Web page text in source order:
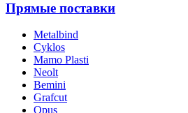
Прямые поставки
Metalbind
Cyklos
Mamo Plasti
Neolt
Bemini
Grafcut
Opus